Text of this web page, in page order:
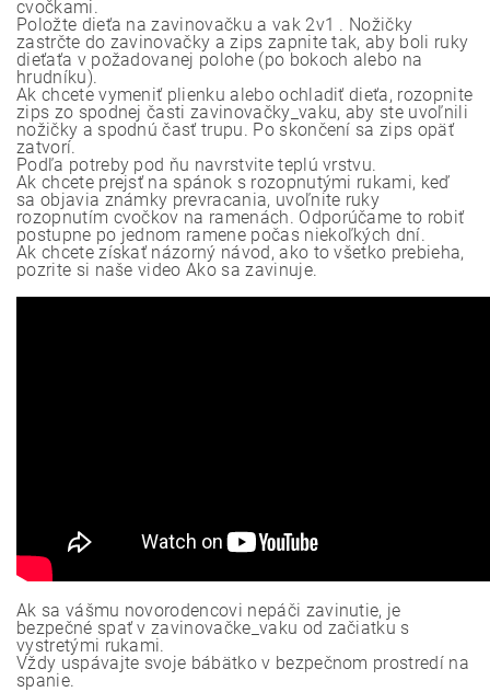
cvočkami.
Položte dieťa na zavinovačku a vak 2v1 . Nožičky
zastrčte do zavinovačky a zips zapnite tak, aby boli ruky
dieťaťa v požadovanej polohe (po bokoch alebo na
hrudníku).
Ak chcete vymeniť plienku alebo ochladiť dieťa, rozopnite
zips zo spodnej časti zavinovačky_vaku, aby ste uvoľnili
nožičky a spodnú časť trupu. Po skončení sa zips opäť
zatvorí.
Podľa potreby pod ňu navrstvite teplú vrstvu.
Ak chcete prejsť na spánok s rozopnutými rukami, keď
sa objavia známky prevracania, uvoľnite ruky
rozopnutím cvočkov na ramenách. Odporúčame to robiť
postupne po jednom ramene počas niekoľkých dní.
Ak chcete získať názorný návod, ako to všetko prebieha,
pozrite si naše video Ako sa zavinuje.
Ak sa vášmu novorodencovi nepáči zavinutie, je
bezpečné spať v zavinovačke_vaku od začiatku s
vystretými rukami.
Vždy uspávajte svoje bábätko v bezpečnom prostredí na
spanie.